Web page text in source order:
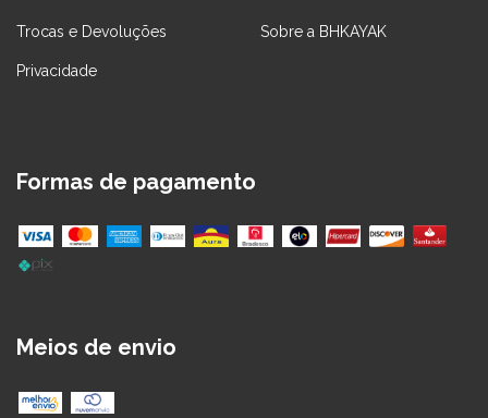
Trocas e Devoluções Sobre a BHKAYAK
Privacidade
Formas de pagamento
Meios de envio